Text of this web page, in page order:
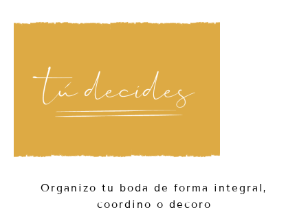
Organizo tu boda de forma integral,
coordino o decoro